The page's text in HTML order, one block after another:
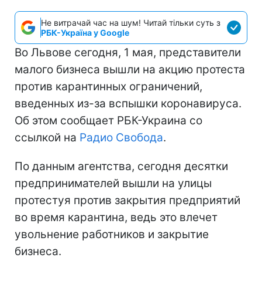
Не витрачай час на шум! Читай тільки суть з
РБК-Україна у Google
Во Львове сегодня, 1 мая, представители
малого бизнеса вышли на акцию протеста
против карантинных ограничений,
введенных из-за вспышки коронавируса.
Об этом сообщает РБК-Украина со
ссылкой на Радио Свобода.
По данным агентства, сегодня десятки
предпринимателей вышли на улицы
протестуя против закрытия предприятий
во время карантина, ведь это влечет
увольнение работников и закрытие
бизнеса.